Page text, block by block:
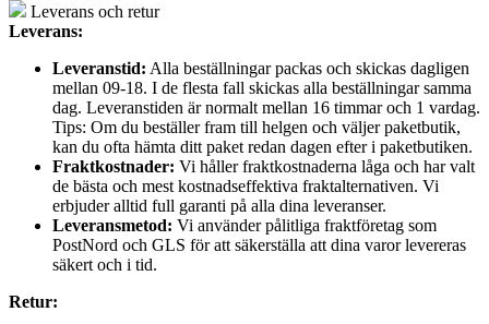
Leverans och retur
Leverans:
Leveranstid: Alla beställningar packas och skickas dagligen
mellan 09-18. I de flesta fall skickas alla beställningar samma
dag. Leveranstiden är normalt mellan 16 timmar och 1 vardag.
Tips: Om du beställer fram till helgen och väljer paketbutik,
kan du ofta hämta ditt paket redan dagen efter i paketbutiken.
Fraktkostnader: Vi håller fraktkostnaderna låga och har valt
de bästa och mest kostnadseffektiva fraktalternativen. Vi
erbjuder alltid full garanti på alla dina leveranser.
Leveransmetod: Vi använder pålitliga fraktföretag som
PostNord och GLS för att säkerställa att dina varor levereras
säkert och i tid.
Retur: